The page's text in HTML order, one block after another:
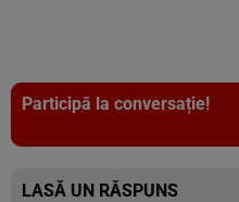
Participă la conversație!
LASĂ UN RĂSPUNS